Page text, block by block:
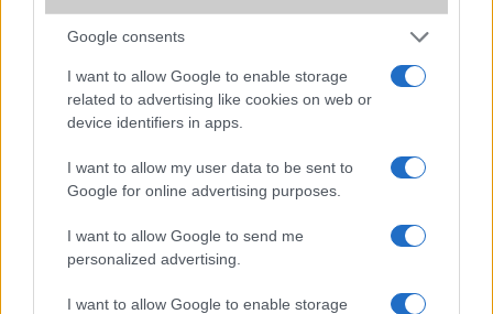
Google consents
I want to allow Google to enable storage
related to advertising like cookies on web or
device identifiers in apps.
I want to allow my user data to be sent to
Google for online advertising purposes.
I want to allow Google to send me
personalized advertising.
I want to allow Google to enable storage
A te telefonod megkapja a One UI 7
listája
2025.02.10| Android Police
Samsung az egyik leggyorsabb gyártó a nagyobb Android-
frissítések terén, és az Android 15-alapú One UI 7 sem
lesz kivétel. A vállalat tervei szerint 2025 első
negyedévének végére befejezi a frissítés kiadását.
verziót.